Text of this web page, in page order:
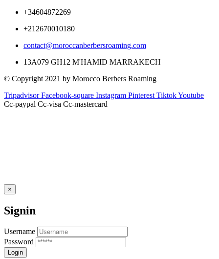
+34604872269
+212670010180
contact@moroccanberbersroaming.com
13A079 GH12 M'HAMID MARRAKECH
© Copyright 2021 by Morocco Berbers Roaming
Tripadvisor Facebook-square Instagram Pinterest TiktokYoutube
Cc-paypal Cc-visa Cc-mastercard
×
Signin
Username
Password